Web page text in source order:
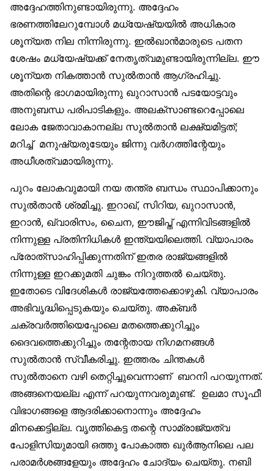
അദ്ദേഹത്തിനുണ്ടായിരുന്നു. അദ്ദേഹം
ഭരണത്തിലേറുമ്പോള്‍ മധ്യേഷ്യയില്‍ അധികാര
ശൂന്യത നില നിന്നിരുന്നു. ഇല്‍ഖാന്‍മാരുടെ പതന
ശേഷം മധ്യേഷ്യക്ക് നേതൃത്വമുണ്ടായിരുന്നില്ല. ഈ
ശൂന്യത നികത്താന്‍ സുല്‍താന്‍ ആഗ്രഹിച്ചു.
അതിന്റെ ഭാഗമായിരുന്നു ഖുറാസാന്‍ പടയോട്ടവും
അനുബന്ധ പരിപാടികളും. അലക്‌സാണ്ടറെപ്പോലെ
ലോക ജേതാവാകാനല്ല സുല്‍താന്‍ ലക്ഷ്യമിട്ടത്;
മറിച്ച് മനുഷ്യരുടേയും ജിന്നു വര്‍ഗത്തിന്റേയും
അധീശത്വമായിരുന്നു.
പുറം ലോകവുമായി നയ തന്ത്ര ബന്ധം സ്ഥാപിക്കാനും
സുല്‍താന്‍ ശ്രമിച്ചു. ഇറാഖ്, സിറിയ, ഖുറാസാന്‍,
ഇറാന്‍, ഖ്വാരിസം, ചൈന, ഈജിപ്ത് എന്നിവിടങ്ങളില്‍
നിന്നുള്ള പ്രതിനിധികള്‍ ഇന്ത്യയിലെത്തി. വ്യാപാരം
പ്രോത്‌സാഹിപ്പിക്കുന്നതിന് ഇതര രാജ്യങ്ങളില്‍
നിന്നുള്ള ഇറക്കുമതി ചുങ്കം നിറുത്തല്‍ ചെയ്തു.
ഇതോടെ വിദേശികള്‍ രാജ്യത്തേക്കൊഴുകി. വ്യാപാരം
അഭിവൃദ്ധിപ്പെടുകയും ചെയ്തു. അക്ബര്‍
ചക്രവര്‍ത്തിയെപ്പോലെ മതത്തെക്കുറിച്ചും
ദൈവത്തെക്കുറിച്ചും തന്റേതായ നിഗമനങ്ങള്‍
സുല്‍താന്‍ സ്വീകരിച്ചു. ഇത്തരം ചിന്തകള്‍
സുല്‍താനെ വഴി തെറ്റിച്ചുവെന്നാണ് ബറനി പറയുന്നത്.
അങ്ങനെയല്ല എന്ന് പറയുന്നവരുമുണ്ട്. ഉലമാ സൂഫീ
വിഭാഗങ്ങളെ ആദരിക്കാനൊന്നും അദ്ദേഹം
മിനക്കെട്ടില്ല. വൃത്തികെട്ട തന്റെ സാമ്രാജ്യത്വ
പോളിസിയുമായി ഒത്തു പോകാത്ത ഖുര്‍ആനിലെ പല
പരാമര്‍ശങ്ങളേയും അദ്ദേഹം ചോദ്യം ചെയ്തു. നബി